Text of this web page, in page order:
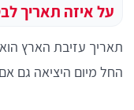
על איזה תאריך
תאריך עזיבת הארץ
החל מיום היציאה גם